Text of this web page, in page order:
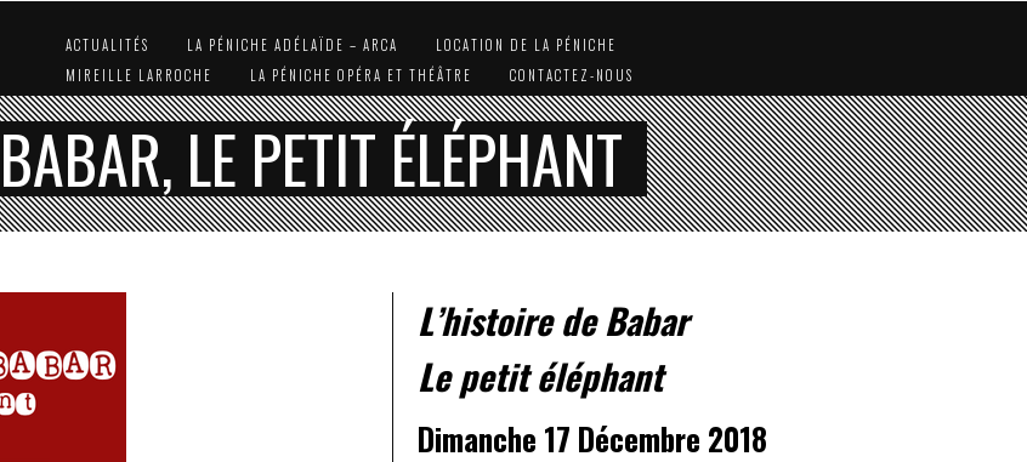
ACTUALITÉS LA PÉNICHE ADÉLAÏDE – ARCA
LOCATION DE LA PÉNICHE
MIREILLE LARROCHE
LA PÉNICHE OPÉRA ET THÉÂTRE CONTACTEZ-NOUS
LE PETIT ÉLÉPHANT
L’histoire de Babar
Le petit éléphant
Dimanche 17 Décembre 2018